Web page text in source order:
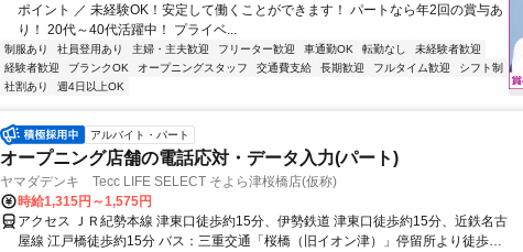
ポイント ／ 未経験OK！安定して働くことができます！ パートなら年2回の賞与あ
り！ 20代～40代活躍中！ プライベ...
制服あり 社員登用あり 主婦・主夫歓迎 フリーター歓迎 車通勤OK 転勤なし
未経験者歓迎
経験者歓迎
ブランクOK オープニングスタッフ 交通費支給 長期歓迎 フルタイム歓迎
シフト制
社割あり
週4日以上OK
アルバイト・パート
オープニング店舗の電話応対・データ入力(パート)
ヤマダデンキ Tecc LIFE SELECT そよら津桜橋店(仮称)
時給1,315円～1,575円
アクセス ＪＲ紀勢本線 津東口徒歩約15分、伊勢鉄道 津東口徒歩約15分、近鉄名古
屋線 江戸橋徒歩約15分 バス：三重交通「桜橋（旧イオン津）」停留所より徒歩3